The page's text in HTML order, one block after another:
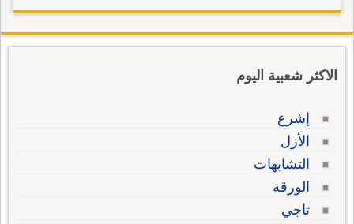
الاكثر شعبية اليوم
إشرع
الأزل
التشابهات
الورقة
تاجي